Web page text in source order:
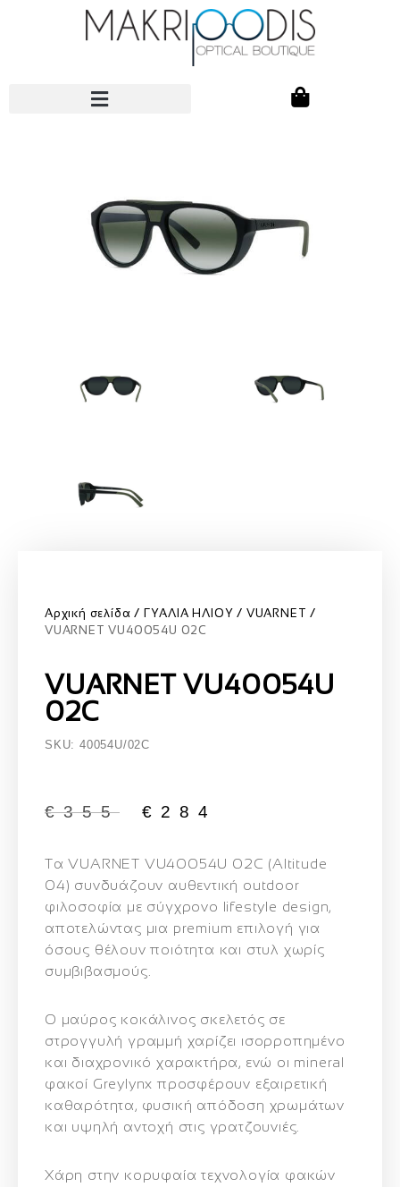
Αρχική σελίδα ΓΥΑΛΙΑ ΗΛΙΟΥ
VUARNET
VUARNET VU40054U 02C
VUARNET VU40054U
02C
SKU: 40054U/02C
€355 € 284
Τα VUARNET VU40054U 02C (Altitude
04) συνδυάζουν αυθεντική outdoor
φιλοσοφία με σύγχρονο lifestyle design,
αποτελώντας μια premium επιλογή για
όσους θέλουν ποιότητα και στυλ χωρίς
συμβιβασμούς.
Ο μαύρος κοκάλινος σκελετός σε
στρογγυλή γραμμή χαρίζει ισορροπημένο
και διαχρονικό χαρακτήρα, ενώ οι mineral
φακοί Greylynx προσφέρουν εξαιρετική
καθαρότητα, φυσική απόδοση χρωμάτων
και υψηλή αντοχή στις γρατζουνιές.
Χάρη στην κορυφαία τεχνολογία φακών